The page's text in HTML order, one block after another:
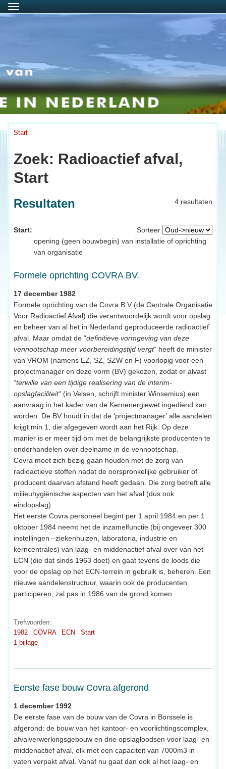
Menu
Start
Zoek: Radioactief afval,
Start
4 resultaten
Resultaten
Sorteer
Start:
opening (geen bouwbegin) van installatie of oprichting
van organisatie
Formele oprichting COVRA BV.
17 december 1982
Formele oprichting van de Covra B.V (de Centrale Organisatie
Voor Radioactief Afval) die verantwoordelijk wordt voor opslag
en beheer van al het in Nederland geproduceerde radioactief
afval. Maar omdat de “definitieve vormgeving van deze
vennootschap meer voorbereidingstijd vergt“ heeft de minister
van VROM (namens EZ, SZ, SZW en F) voorlopig voor een
projectmanager en deze vorm (BV) gekozen, zodat er alvast
“terwille van een tijdige realisering van de interim-
opslagfaciliteit“ (in Velsen, schrijft minister Winsemius) een
aanvraag in het kader van de Kernenergiewet ingediend kan
worden. De BV houdt in dat de ‘projectmanager’ alle aandelen
krijgt min 1, die afgegeven wordt aan het Rijk. Op deze
manier is er meer tijd om met de belangrijkste producenten te
onderhandelen over deelname in de vennootschap.
Covra moet zich bezig gaan houden met de zorg van
radioactieve stoffen nadat de oorspronkelijke gebruiker of
producent daarvan afstand heeft gedaan. Die zorg betreft alle
milieuhygiënische aspecten van het afval (dus ook
eindopslag).
Het eerste Covra personeel begint per 1 april 1984 en per 1
oktober 1984 neemt het de inzamelfunctie (bij ongeveer 300
instellingen –ziekenhuizen, laboratoria, industrie en
kerncentrales) van laag- en middenactief afval over van het
ECN (die dat sinds 1963 doet) en gaat tevens de loods die
voor de opslag op het ECN-terrein in gebruik is, beheren. Een
nieuwe aandelenstructuur, waarin ook de producenten
participeren, zal pas in 1986 van de grond komen.
Trefwoorden:
1982
COVRA ECN
Start
1 bijlage
Eerste fase bouw Covra afgerond
1 december 1992
De eerste fase van de bouw van de Covra in Borssele is
afgerond: de bouw van het kantoor- en voorlichtingscomplex,
afvalverwerkingsgebouw en drie opslagloodsen voor laag- en
middenactief afval, elk met een capaciteit van 7000m3 in
vaten verpakt afval. Vanaf nu gaat dan ook al het laag- en